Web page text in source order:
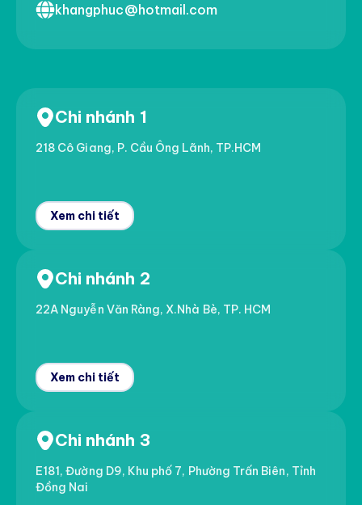
khangphuc@hotmail.com
Chi nhánh 1
218 Cô Giang, P. Cầu Ông Lãnh, TP.HCM
Xem chi tiết
Chi nhánh 2
22A Nguyễn Văn Ràng, X.Nhà Bè, TP. HCM
Xem chi tiết
Chi nhánh 3
E181, Đường D9, Khu phố 7, Phường Trấn Biên, Tỉnh
Đồng Nai